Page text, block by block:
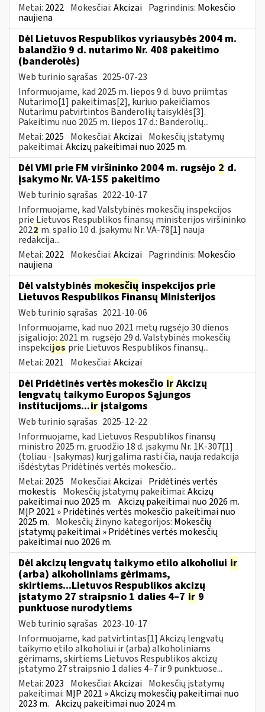
Metai: 2022 Mokesčiai:Akcizai Pagrindinis: Mokesčio
naujiena
Dėl Lietuvos Respublikos vyriausybės 2004 m.
balandžio 9 d. nutarimo Nr. 408 pakeitimo
(banderolės)
Web turinio sąrašas 2025-07-23
Informuojame, kad 2025 m. liepos 9 d. buvo priimtas
Nutarimo[1] pakeitimas[2], kuriuo pakeičiamos
Nutarimu patvirtintos Banderolių taisyklės[3].
Pakeitimu nuo 2025 m. liepos 17 d.: Banderolių...
Metai: 2025 Mokesčiai:Akcizai Mokesčių įstatymų
pakeitimai:Akcizų pakeitimai nuo 2025 m.
Dėl VMI prie FM viršininko 2004 m. rugsėjo 2 d.
įsakymo Nr. VA-155 pakeitimo
Web turinio sąrašas 2022-10-17
Informuojame, kad Valstybinės mokesčių inspekcijos
prie Lietuvos Respublikos finansų ministerijos viršininko
2022 m. spalio 10 d. įsakymu Nr. VA-78[1] nauja
redakcija...
Metai: 2022 Mokesčiai:Akcizai Pagrindinis: Mokesčio
naujiena
Dėl valstybinės mokesčių inspekcijos prie
Lietuvos Respublikos Finansų Ministerijos
Web turinio sąrašas 2021-10-06
Informuojame, kad nuo 2021 metų rugsėjo 30 dienos
įsigaliojo: 2021 m. rugsėjo 29 d. Valstybinės mokesčių
inspekcijos prie Lietuvos Respublikos finansų...
Metai: 2021 Mokesčiai:Akcizai
Dėl Pridėtinės vertės mokesčio ir Akcizų
lengvatų taikymo Europos Sąjungos
institucijoms...ir įstaigoms
Web turinio sąrašas 2025-12-22
Informuojame, kad Lietuvos Respublikos finansų
ministro 2025 m. gruodžio 18 d. įsakymu Nr. 1K-307[1]
(toliau - Įsakymas) kurį galima rasti čia, nauja redakcija
išdėstytas Pridėtinės vertės mokesčio...
Metai: 2025 Mokesčiai:Akcizai Pridėtinės vertės
mokestis Mokesčių įstatymų pakeitimai:Akcizų
pakeitimai nuo 2025 m. Akcizų pakeitimai nuo 2026 m.
MĮP 2021 » Pridėtinės vertės mokesčio pakeitimai nuo
2025 m. Mokesčių žinyno kategorijos: Mokesčių
įstatymų pakeitimai » Pridėtinės vertės mokesčių
pakeitimai nuo 2026 m.
Dėl akcizų lengvatų taikymo etilo alkoholiui ir
(arba) alkoholiniams gėrimams,
skirtiems...Lietuvos Respublikos akcizų
įstatymo 27 straipsnio 1 dalies 4–7 ir 9
punktuose nurodytiems
Web turinio sąrašas 2023-10-17
Informuojame, kad patvirtintas[1] Akcizų lengvatų
taikymo etilo alkoholiui ir (arba) alkoholiniams
gėrimams, skirtiems Lietuvos Respublikos akcizų
įstatymo 27 straipsnio 1 dalies 4–7 ir 9 punktuose...
Metai: 2023 Mokesčiai:Akcizai Mokesčių įstatymų
pakeitimai: MĮP 2021 » Akcizų mokesčių pakeitimai nuo
2023 m. Akcizų pakeitimai nuo 2024 m.